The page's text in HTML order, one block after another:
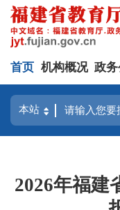
首页 机构概况 政
2026年福建